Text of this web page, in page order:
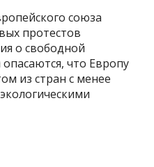
союза
протестов
о свободной
что Европу
из стран с менее